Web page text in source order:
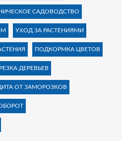
САДОВОДСТВО
УХОД ЗА РАСТЕНИЯМИ
ПОДКОРМКА ЦВЕТОВ
ДЕРЕВЬЕВ
ОТ ЗАМОРОЗКОВ